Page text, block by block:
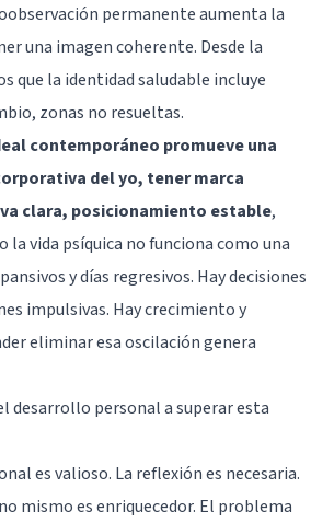
permanente aumenta la
una imagen coherente. Desde la
que la identidad saludable incluye
zonas no resueltas.
contemporáneo promueve una
del yo, tener marca
clara, posicionamiento estable,
la vida psíquica no funciona como una
y días regresivos. Hay decisiones
impulsivas. Hay crecimiento y
eliminar esa oscilación genera
desarrollo personal a superar esta
es valioso. La reflexión es necesaria.
mismo es enriquecedor. El problema